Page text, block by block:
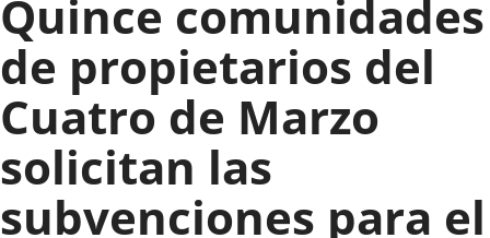
Valladolid
Quince comunidades
de propietarios del
Cuatro de Marzo
solicitan las
subvenciones para el